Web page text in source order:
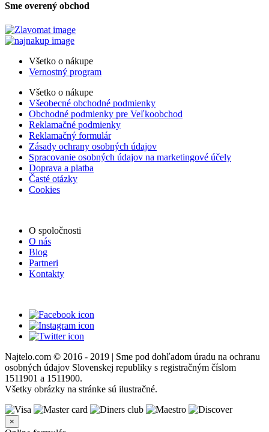
Sme overený obchod
Všetko o nákupe
Vernostný program
Všetko o nákupe
Všeobecné obchodné podmienky
Obchodné podmienky pre Veľkoobchod
Reklamačné podmienky
Reklamačný formulár
Zásady ochrany osobných údajov
Spracovanie osobných údajov na marketingové účely
Doprava a platba
Časté otázky
Cookies
O spoločnosti
O nás
Blog
Partneri
Kontakty
Najtelo.com © 2016 - 2019 | Sme pod dohľadom úradu na ochranu
osobných údajov Slovenskej republiky s registračným číslom
1511901 a 1511900.
Všetky obrázky na stránke sú ilustračné.
×